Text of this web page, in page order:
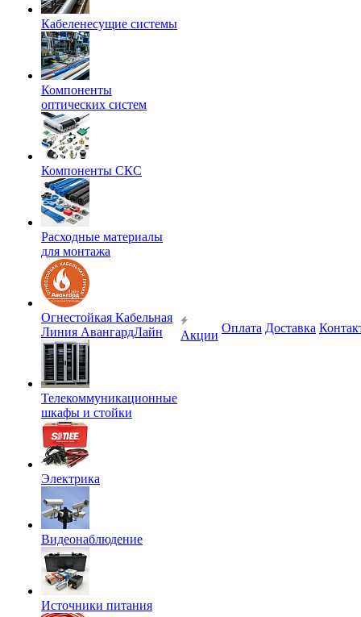
Кабеленесущие системы
Компоненты
оптических систем
Компоненты СКС
Расходные материалы
для монтажа
Огнестойкая Кабельная
Линия АвангардЛайн
Телекоммуникационные
шкафы и стойки
Электрика
Видеонаблюдение
Источники питания
Акции
Оплата Доставка